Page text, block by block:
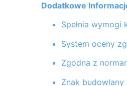
Dodatkowe
Spełnia wymogi
System oceny
Zgodna z
Znak